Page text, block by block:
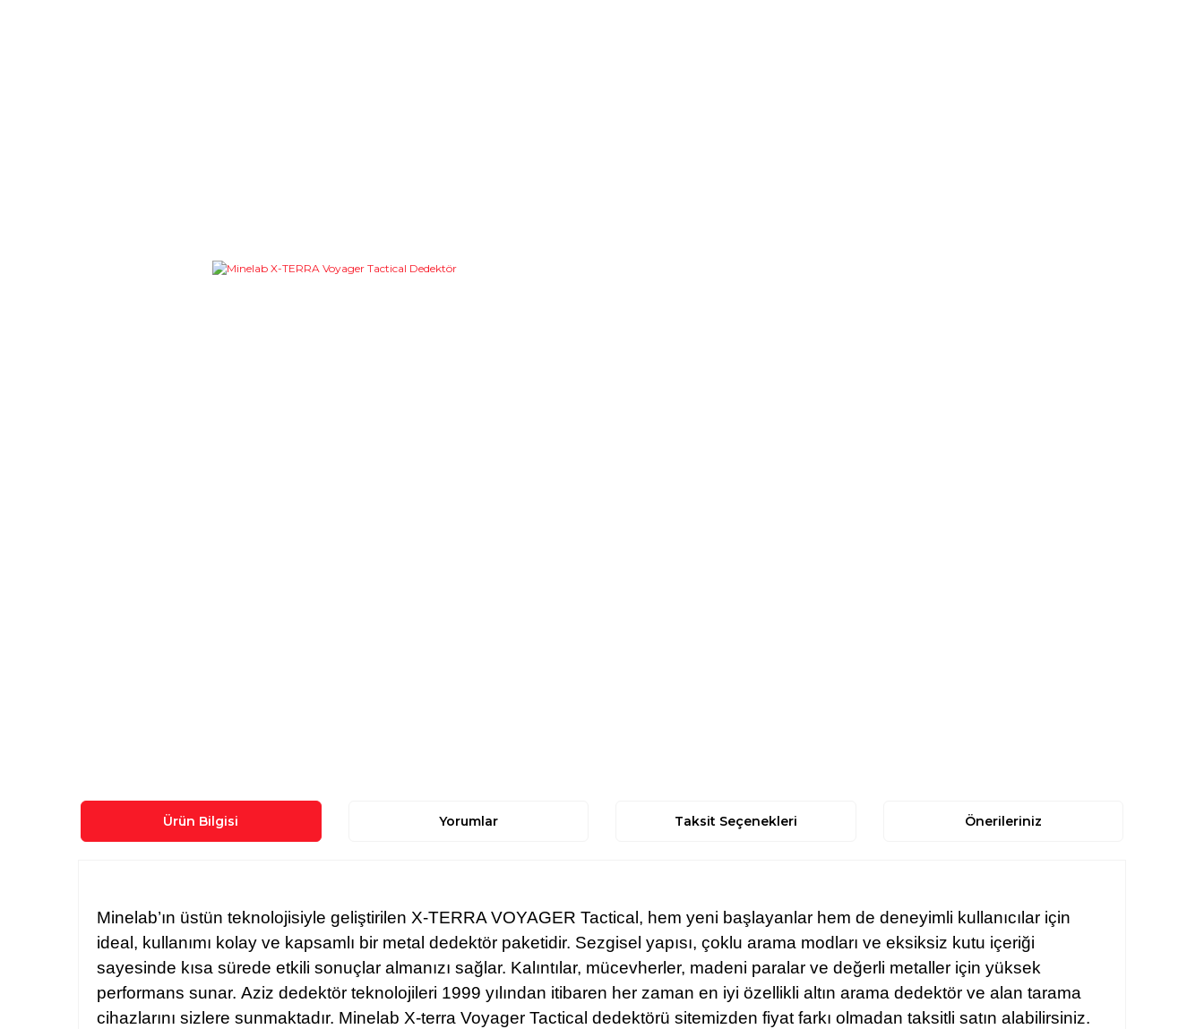
Ürün Bilgisi Yorumlar Taksit Seçenekleri Önerileriniz
Minelab’ın üstün teknolojisiyle geliştirilen X-TERRA VOYAGER Tactical, hem yeni başlayanlar hem de deneyimli kullanıcılar için
ideal, kullanımı kolay ve kapsamlı bir metal dedektör paketidir. Sezgisel yapısı, çoklu arama modları ve eksiksiz kutu içeriği
sayesinde kısa sürede etkili sonuçlar almanızı sağlar. Kalıntılar, mücevherler, madeni paralar ve değerli metaller için yüksek
performans sunar. Aziz dedektör teknolojileri 1999 yılından itibaren her zaman en iyi özellikli altın arama dedektör ve alan tarama
cihazlarını sizlere sunmaktadır. Minelab X-terra Voyager Tactical dedektörü sitemizden fiyat farkı olmadan taksitli satın alabilirsiniz.